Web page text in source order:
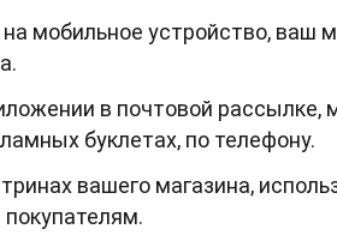
мобильное устройство, ваш
в почтовой рассылке,
буклетах, по телефону.
вашего магазина,